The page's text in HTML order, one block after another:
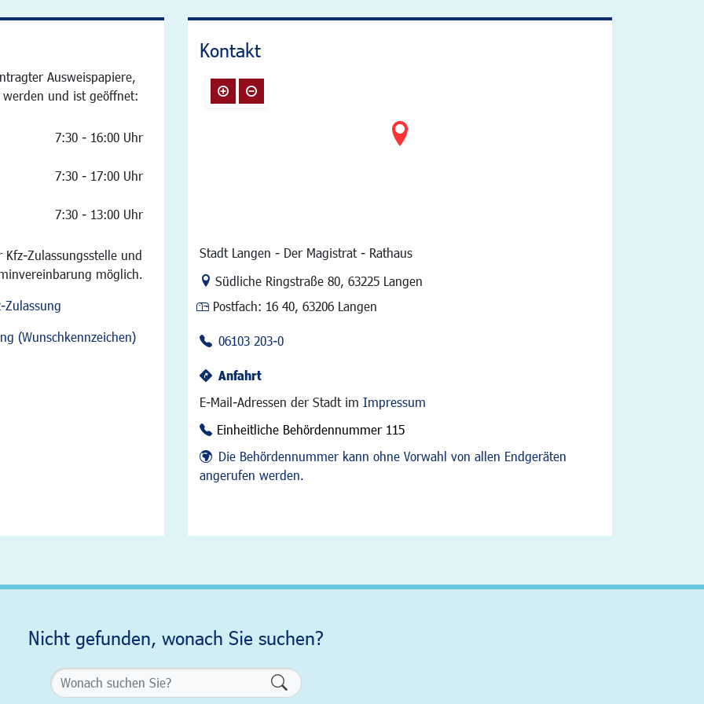
Ausweispapiere,
und ist geöffnet:
7:30 - 16:00 Uhr
7:30 - 17:00 Uhr
7:30 - 13:00 Uhr
Zulassungsstelle und
möglich.
Zulassung
(Wunschkennzeichen)
Kontakt
Stadt Langen - Der Magistrat - Rathaus
Link zur Google-Maps Navigation
Südliche Ringstraße 80, 63225 Langen
Postfach: 16 40, 63206 Langen
06103 203-0
Anfahrt
E-Mail-Adressen der Stadt im Impressum
Einheitliche Behördennummer 115
Die Behördennummer kann ohne Vorwahl von allen Endgeräten
angerufen werden.
Nicht gefunden, wonach Sie suchen?
Formularschaltfläche